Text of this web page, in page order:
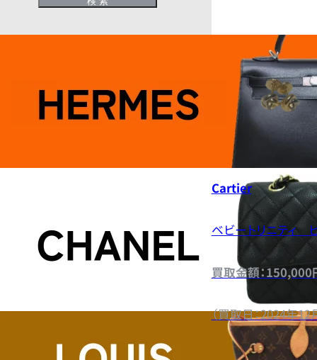
Cartier
ベビートリニティ
買取金額：150,000
（買取日：2024年12